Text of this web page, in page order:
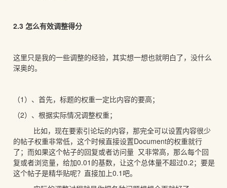
2.3 怎么有效调整得分
这里只是我的一些调整的经验，其实想一想也就明白了，没什么
深奥的。
（1）、首先，标题的权重一定比内容的要高；
（2）、根据实际情况调整权重；
比如，现在要索引论坛的内容，那完全可以设置内容很少
的帖子权重非常低，这个时候直接设置Document的权重就行
了；而如果这个帖子的回复或者访问量 又非常高，那么每个回
复或者浏览量，给加0.01的基数，让这个总体量不超过0.2；要是
这个帖子是精华贴呢？直接加上0.1吧。